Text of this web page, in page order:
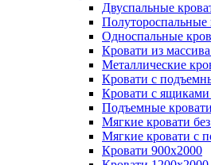
Двуспальные
Полутороспальные
Односпальные
Кровати из массива
Металлические
Кровати с
Кровати с ящиками
Подъемные кровати
Мягкие кровати
Мягкие кровати с
Кровати 900х2000